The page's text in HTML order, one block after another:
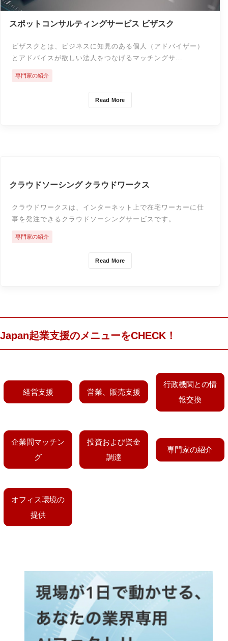
スポットコンサルティングサービス ビザスク
ビザスクとは、ビジネスに知見のある個人（アドバイザー）
とアドバイスが欲しい法人をつなげるマッチングサ…
Read More
専門家の紹介
クラウドソーシング クラウドワークス
クラウドワークスは、インターネット上で在宅ワーカーに仕
事を発注できるクラウドソーシングサービスです。
Read More
専門家の紹介
Japan起業支援のメニューをCHECK！
経営支援 営業、販売支援
行政機関との情
報交換
企業間マッチン
グ
投資および資金
調達
専門家の紹介
オフィス環境の
提供